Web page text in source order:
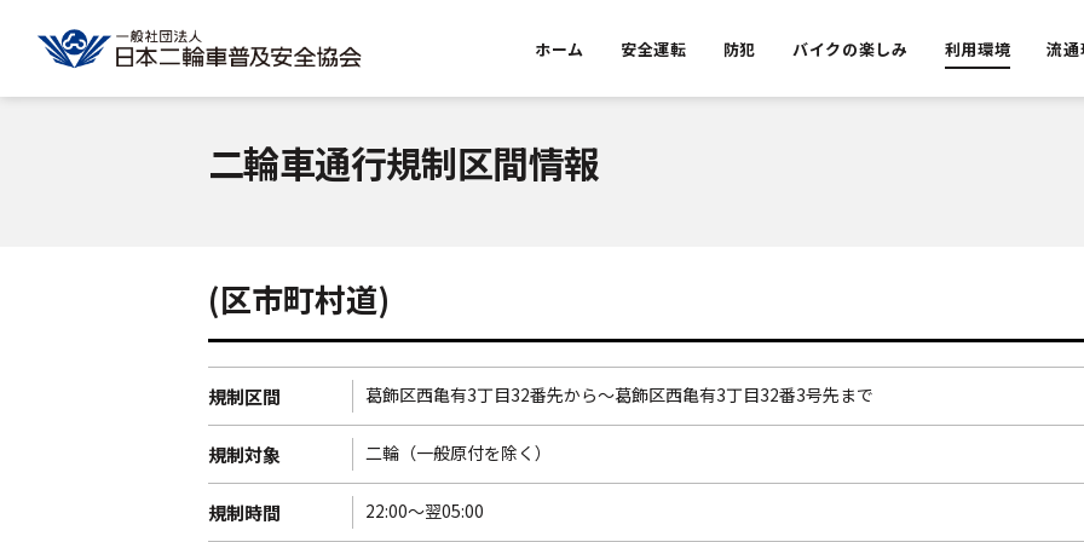
ホーム 安全運転 防犯 バイクの楽しみ 利用環境 流
二輪車通行規制区間情報
(区市町村道)
規制区間 葛飾区西亀有3丁目32番先から～葛飾区西亀有3丁目32番3号先まで
規制対象 二輪（一般原付を除く）
規制時間 22:00～翌05:00